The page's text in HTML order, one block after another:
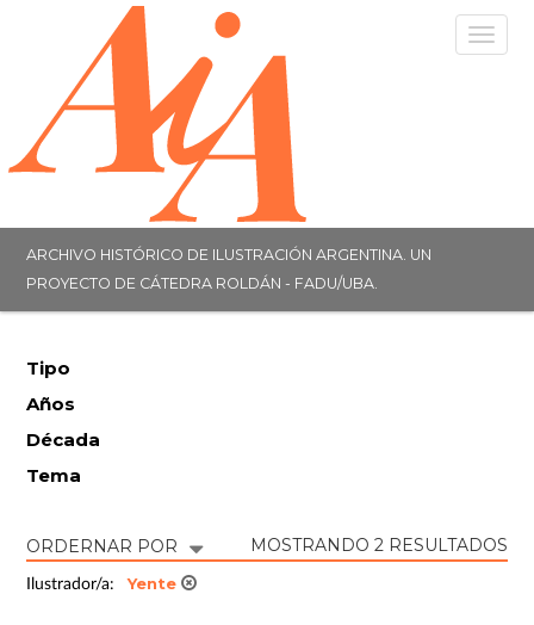
ARCHIVO HISTÓRICO DE ILUSTRACIÓN ARGENTINA. UN
PROYECTO DE CÁTEDRA ROLDÁN - FADU/UBA.
Tipo
Años
Década
Tema
ORDERNAR POR MOSTRANDO 2 RESULTADOS
Ilustrador/a: Yente